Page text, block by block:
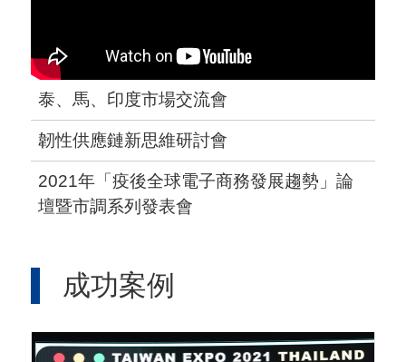
泰、馬、印度市場交流會
韌性供應鏈新思維研討會
2021年「疫後全球電子商務發展趨勢」論
壇暨市調系列發表會
成功案例